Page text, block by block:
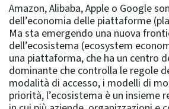
Amazon, Alibaba, Apple o Google
dell’economia delle piattaforme
Ma sta emergendo una nuova
dell’ecosistema (ecosystem
una piattaforma, che ha un centro
dominante che controlla le regole
modalità di accesso, i modelli di
priorità, l’ecosistema è un insieme